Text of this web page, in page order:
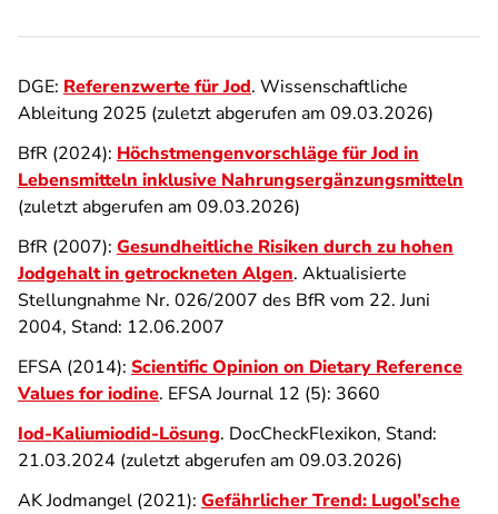
DGE: Referenzwerte für Jod. Wissenschaftliche
Ableitung 2025 (zuletzt abgerufen am 09.03.2026)
BfR (2024): Höchstmengenvorschläge für Jod in
Lebensmitteln inklusive Nahrungsergänzungsmitteln
(zuletzt abgerufen am 09.03.2026)
BfR (2007): Gesundheitliche Risiken durch zu hohen
Jodgehalt in getrockneten Algen. Aktualisierte
Stellungnahme Nr. 026/2007 des BfR vom 22. Juni
2004, Stand: 12.06.2007
EFSA (2014): Scientific Opinion on Dietary Reference
Values for iodine. EFSA Journal 12 (5): 3660
Iod-Kaliumiodid-Lösung. DocCheckFlexikon, Stand:
21.03.2024 (zuletzt abgerufen am 09.03.2026)
AK Jodmangel (2021): Gefährlicher Trend: Lugol’sche